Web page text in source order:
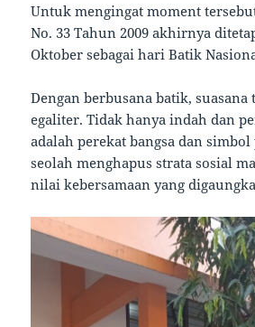
Untuk mengingat moment
No. 33 Tahun 2009 akhirnya
Oktober sebagai hari Batik
Dengan berbusana batik, suasana
egaliter. Tidak hanya indah dan
adalah perekat bangsa dan
seolah menghapus strata sosial
nilai kebersamaan yang